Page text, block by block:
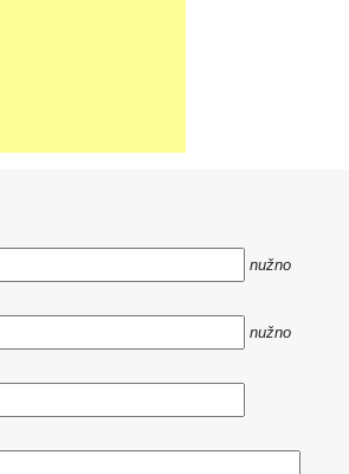
nužno
nužno